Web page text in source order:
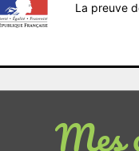
La preuve
Mes